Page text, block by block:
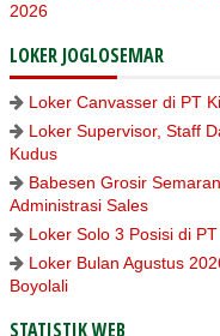
2026
LOKER JOGLOSEMAR
Loker Canvasser di PT
Loker Supervisor, Staff
Kudus
Babesen Grosir
Administrasi Sales
Loker Solo 3 Posisi di
Loker Bulan Agustus
Boyolali
STATISTIK WEB